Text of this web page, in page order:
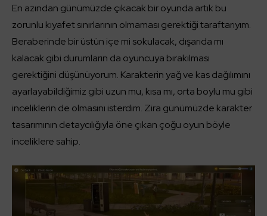
En azından günümüzde çıkacak bir oyunda artık bu
zorunlu kıyafet sınırlarının olmaması gerektiği taraftarıyım.
Beraberinde bir üstün içe mi sokulacak, dışarıda mı
kalacak gibi durumların da oyuncuya bırakılması
gerektiğini düşünüyorum. Karakterin yağ ve kas dağılımını
ayarlayabildiğimiz gibi uzun mu, kısa mı, orta boylu mu gibi
inceliklerin de olmasını isterdim. Zira günümüzde karakter
tasarımının detaycılığıyla öne çıkan çoğu oyun böyle
inceliklere sahip.